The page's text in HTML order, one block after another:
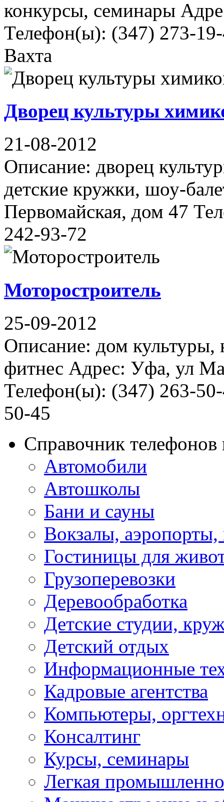
конкурсы, семинары
Телефон(ы): (347) 273-
Вахта
Дворец культуры
21-08-2012
Описание: дворец
детские кружки, шоу-
Первомайская, дом 47
242-93-72
Моторостроитель
25-09-2012
Описание: дом культуры,
фитнес Адрес: Уфа, ул
Телефон(ы): (347) 263-
50-45
Справочник
Автомобили
Автошколы
Бани и сауны
Вокзалы,
Гостиницы для
Грузоперевозки
Деревообработка
Детские студии,
Детский отдых
Информационные
Кадровые агентства
Компьютеры,
Консалтинг
Курсы, семинары
Легкая